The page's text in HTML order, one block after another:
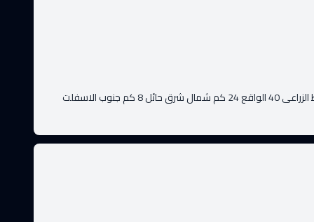
قطعة الارض الزراعية رقم 12 مخطط الزراعى 40 الواقع 24 كم شمال شرق حائل 8 كم جنوب الاسفلت